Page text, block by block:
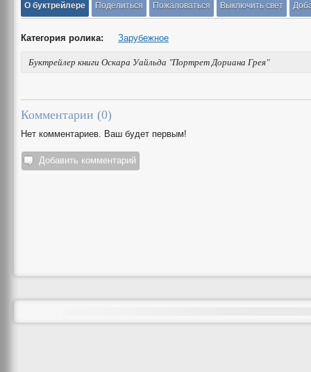
О буктрейлере Поделиться Пожаловаться Выключить свет
Категория ролика: Зарубежное
Буктрейлер книги Оскара Уайльда "Портрет Дориана Грея"
Комментарии (0)
Нет комментариев. Ваш будет первым!
Добавить комментарий